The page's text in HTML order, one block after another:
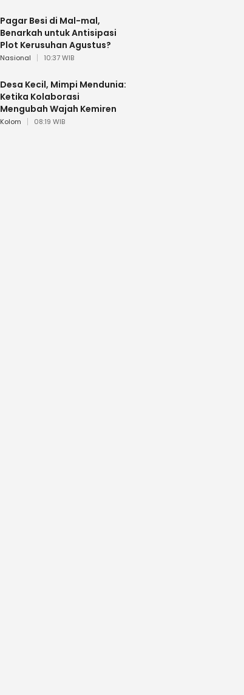
Pagar Besi di Mal-mal,
Benarkah untuk Antisipasi
Plot Kerusuhan Agustus?
Nasional 10:37 WIB
Desa Kecil, Mimpi Mendunia:
Ketika Kolaborasi
Mengubah Wajah Kemiren
Kolom 08:19 WIB